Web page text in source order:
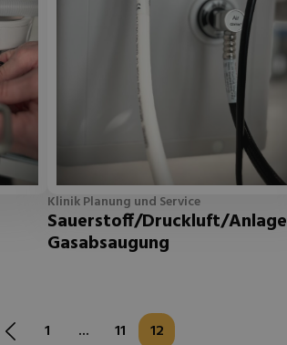
Klinik Planung und Service
Sauerstoff/Druckluft/Anlage
Gasabsaugung
1 ... 11 12